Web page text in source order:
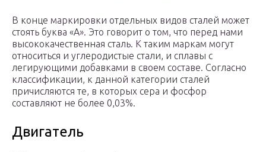
В конце маркировки отдельных видов сталей может
стоять буква «А». Это говорит о том, что перед нами
высококачественная сталь. К таким маркам могут
относиться и углеродистые стали, и сплавы с
легирующими добавками в своем составе. Согласно
классификации, к данной категории сталей
причисляются те, в которых сера и фосфор
составляют не более 0,03%.
Двигатель